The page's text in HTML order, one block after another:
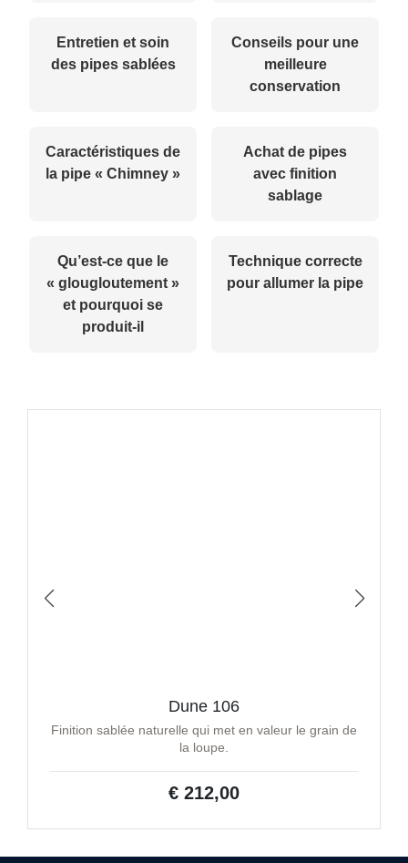
Entretien et soin
des pipes sablées
Conseils pour une
meilleure
conservation
Caractéristiques de
la pipe « Chimney »
Achat de pipes
avec finition
sablage
Qu’est-ce que le
« glougloutement »
et pourquoi se
produit-il
Technique correcte
pour allumer la pipe
Dune 106
Finition sablée naturelle qui met en valeur le grain de
la loupe.
€ 212,00